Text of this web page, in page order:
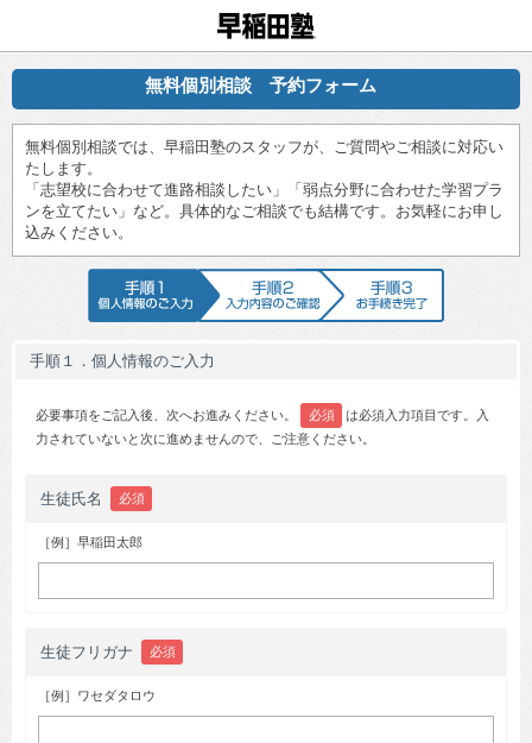
無料個別相談 予約フォーム
無料個別相談では、早稲田塾のスタッフが、ご質問やご相談に対応い
たします。
「志望校に合わせて進路相談したい」「弱点分野に合わせた学習プラ
ンを立てたい」など。具体的なご相談でも結構です。お気軽にお申し
込みください。
手順1 個人情報のご入力手順2 入力内容のご確認
手順１．個人情報のご入力
必要事項をご記入後、次へお進みください。 必須
は必須入力項目です。入
力されていないと次に進めませんので、ご注意ください。
生徒氏名 必須
［例］早稲田太郎
生徒フリガナ 必須
［例］ワセダタロウ